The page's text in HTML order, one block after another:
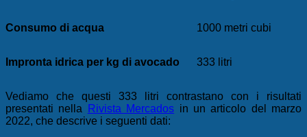
Consumo di acqua 1000 metri cubi
Impronta idrica per kg di avocado 333 litri
Vediamo che questi 333 litri contrastano con i risultati
presentati nella
Rivista Mercados in un articolo del marzo
2022, che descrive i seguenti dati: